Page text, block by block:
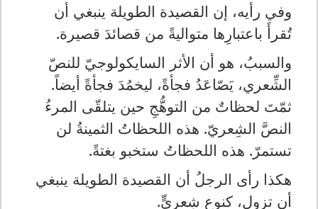
وفي رأيه، إن القصيدة الطويلة ينبغي أن
تُقرأَ باعتبارِها متواليةً من قصائدَ قصيرة.
والسببُ، هو أن الأثر السايكولوجيّ للنصّ
الشِّعري، يَصّاعَدُ فجأةً، ليخمُدَ فجأةً أيضاً.
ثمّتَ لحظاتٌ من التوهُّجِ حين يتلقّى المرءُ
النصَّ الشِعريّ. هذه اللحظاتُ الثمينةُ لن
تستمرّ. هذه اللحظاتُ ستخبو بغتةً.
هكذا رأى الرجلُ أن القصيدة الطويلة ينبغي
أن تزول، كنوعٍ شِعريٍّ.